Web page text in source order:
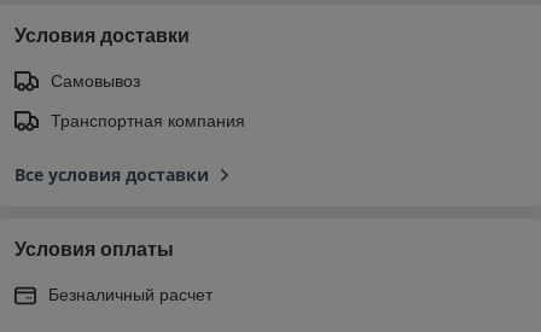
Условия доставки
Самовывоз
Транспортная компания
Все условия доставки
Условия оплаты
Безналичный расчет